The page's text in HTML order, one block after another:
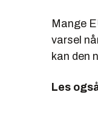
Mange
varsel
kan den
Les